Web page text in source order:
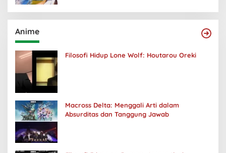
Anime
Filosofi Hidup Lone Wolf: Houtarou Oreki
Macross Delta: Menggali Arti dalam
Absurditas dan Tanggung Jawab